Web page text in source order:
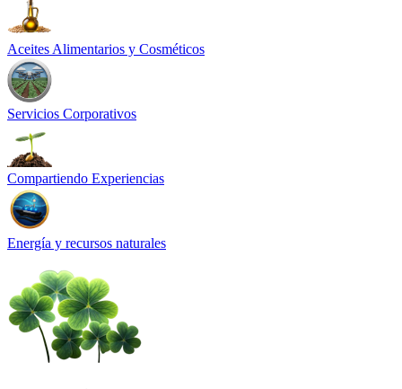
Aceites Alimentarios y Cosméticos
Servicios Corporativos
Compartiendo Experiencias
Energía y recursos naturales